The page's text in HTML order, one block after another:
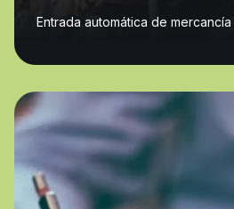
Entrada automática de